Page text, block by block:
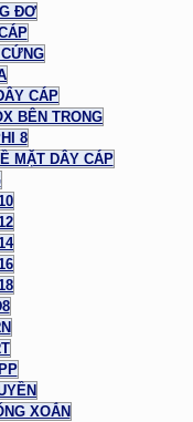
ĐƠ
CÁP
BÊN TRONG
8
MẶT DÂY CÁP
XOẮN